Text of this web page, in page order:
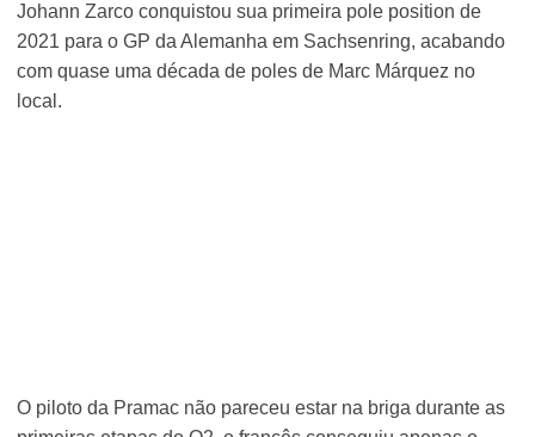
Johann Zarco conquistou sua primeira pole position de
2021 para o GP da Alemanha em Sachsenring, acabando
com quase uma década de poles de Marc Márquez no
local.
O piloto da Pramac não pareceu estar na briga durante as